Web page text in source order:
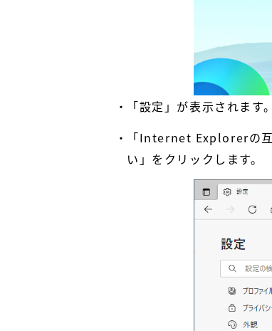
「設定」が表示されま
「Internet Explorerの
い」をクリックします。